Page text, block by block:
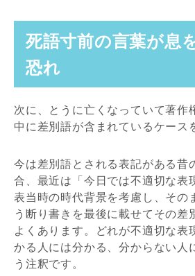
死語寸前の言葉が息
恐れ
次に、とうに亡くなっていて著作
中に差別語が含まれているケース
今は差別語とされる表記がある昔
合、最近は「今日では不適切な表
表当時の時代背景を考慮し、その
う断り書きを最後に載せてその差
よくあります。どれが不適切な表
かる人には分かる、分からない人
う注釈です。